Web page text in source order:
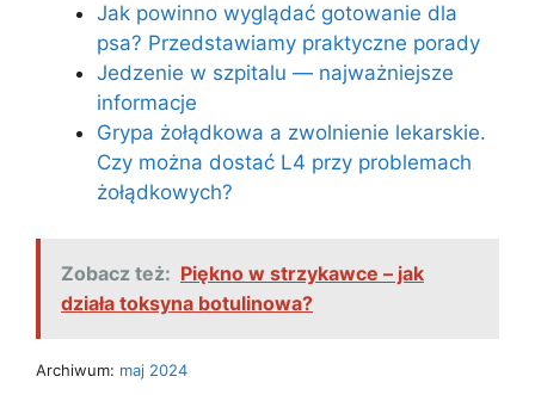
Jak powinno wyglądać gotowanie dla
psa? Przedstawiamy praktyczne porady
Jedzenie w szpitalu — najważniejsze
informacje
Grypa żołądkowa a zwolnienie lekarskie.
Czy można dostać L4 przy problemach
żołądkowych?
Zobacz też: Piękno w strzykawce – jak
działa toksyna botulinowa?
Archiwum: maj 2024